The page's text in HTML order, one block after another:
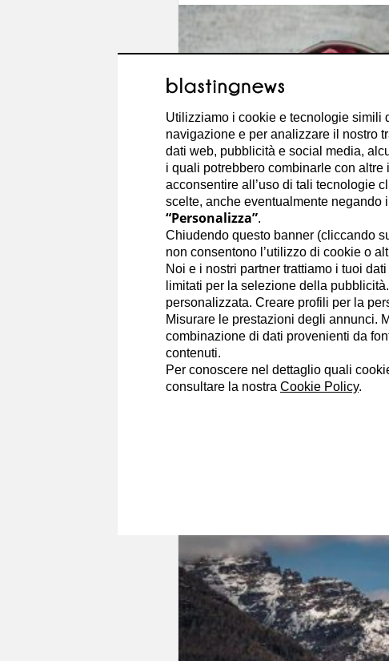
Patrizia la Gagge
L'oroscopo del
Utilizziamo i cookie e tecnologie simili
navigazione e per analizzare il nostro
dati web, pubblicità e social media,
i quali potrebbero combinarle con
acconsentire all’uso di tali tecnologie
scelte, anche eventualmente negando
“Personalizza”.
Chiudendo questo banner (cliccando
non consentono l’utilizzo di cookie o
Noi e i nostri partner trattiamo i tuoi
limitati per la selezione della
personalizzata. Creare profili per la
Misurare le prestazioni degli annunci.
combinazione di dati provenienti da
contenuti.
Per conoscere nel dettaglio quali
consultare la nostra Cookie Policy.